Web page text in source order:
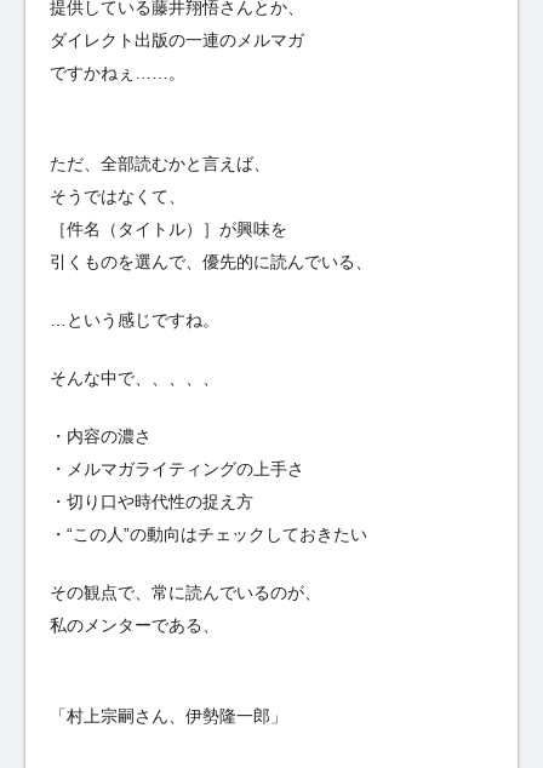
提供している藤井翔悟さんとか、
ダイレクト出版の一連のメルマガ
ですかねぇ……。
ただ、全部読むかと言えば、
そうではなくて、
［件名（タイトル）］が興味を
引くものを選んで、優先的に読んでいる、
…という感じですね。
そんな中で、、、、、
・内容の濃さ
・メルマガライティングの上手さ
・切り口や時代性の捉え方
・“この人”の動向はチェックしておきたい
その観点で、常に読んでいるのが、
私のメンターである、
「村上宗嗣さん、伊勢隆一郎」